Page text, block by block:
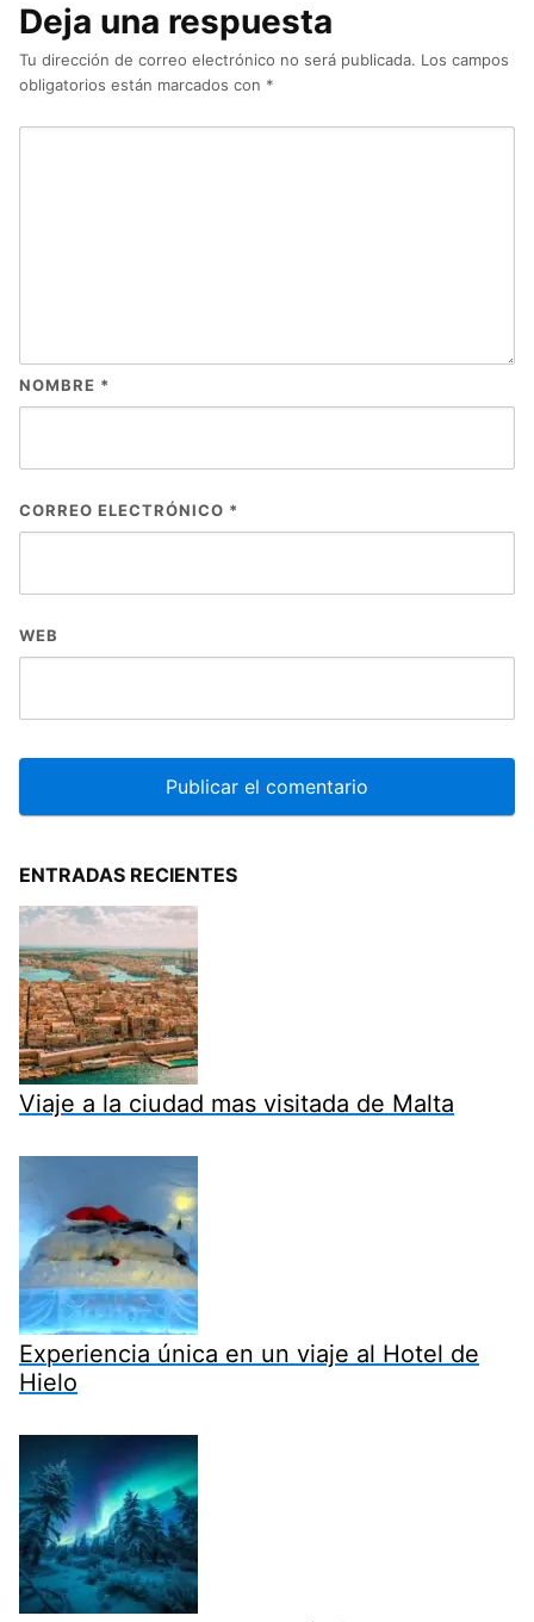
Deja una respuesta
Tu dirección de correo electrónico no será publicada. Los campos
obligatorios están marcados con *
NOMBRE *
CORREO ELECTRÓNICO *
WEB
ENTRADAS RECIENTES
Viaje a la ciudad mas visitada de Malta
Experiencia única en un viaje al Hotel de
Hielo